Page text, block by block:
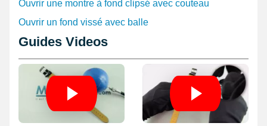
Suisse.
Ouvrir une montre à fond clipsé avec couteau
Ouvrir un fond vissé avec balle
Guides Videos